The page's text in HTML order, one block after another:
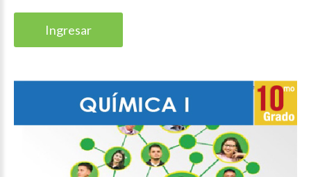
Ingresar